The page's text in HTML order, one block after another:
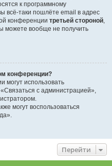
к программному
всё-таки пошлёте email в адрес
конференции третьей стороной,
можете вообще не получить
конференции?
могут использовать
с администрацией»,
могут воспользоваться
Перейти